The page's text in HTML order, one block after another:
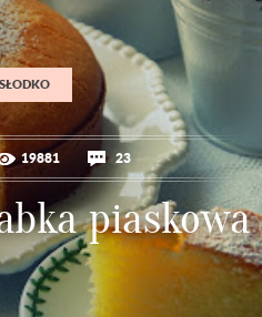
19881 23
piaskowa